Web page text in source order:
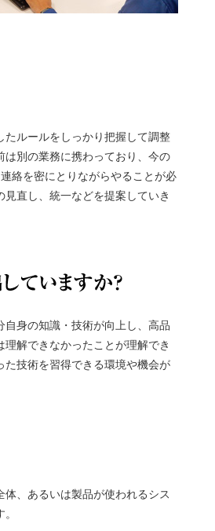
業務で
ルールをしっかり把握して調整
は別の業務に携わっており、今の
絡を密にとりながらやることが必
直し、統一などを提案していき
どこに
身の知識・技術が向上し、高品
解できなかったことが理解でき
技術を習得できる環境や機会が
これか
、あるいは製品が使われるシス